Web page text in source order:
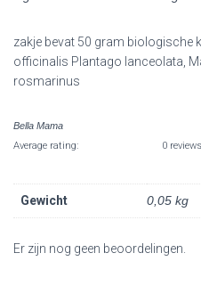
zakje bevat 50 gram biologische
officinalis Plantago lanceolata,
rosmarinus
Bella Mama
Average rating: 0 reviews
Gewicht 0,05 kg
Er zijn nog geen beoordelingen.